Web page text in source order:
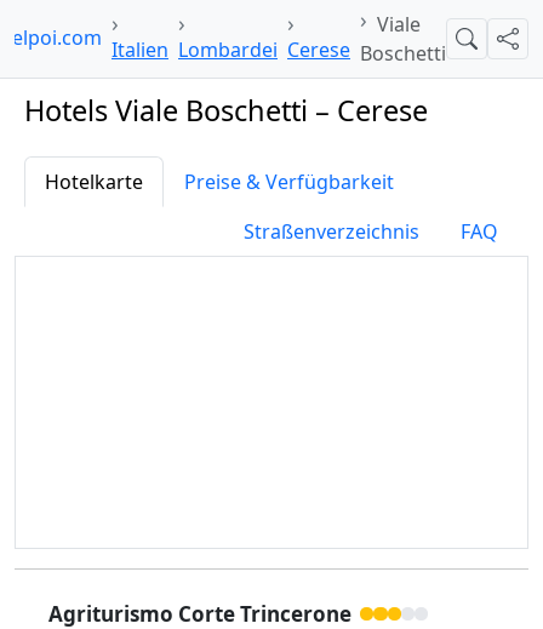
Italien Lombardei Cerese
Viale
Boschetti
Suche
Hotels Viale Boschetti – Cerese
Hotelkarte
Preise & Verfügbarkeit
Straßenverzeichnis
FAQ
Agriturismo Corte Trincerone